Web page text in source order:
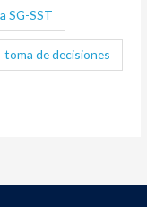
SG-SST
toma de decisiones